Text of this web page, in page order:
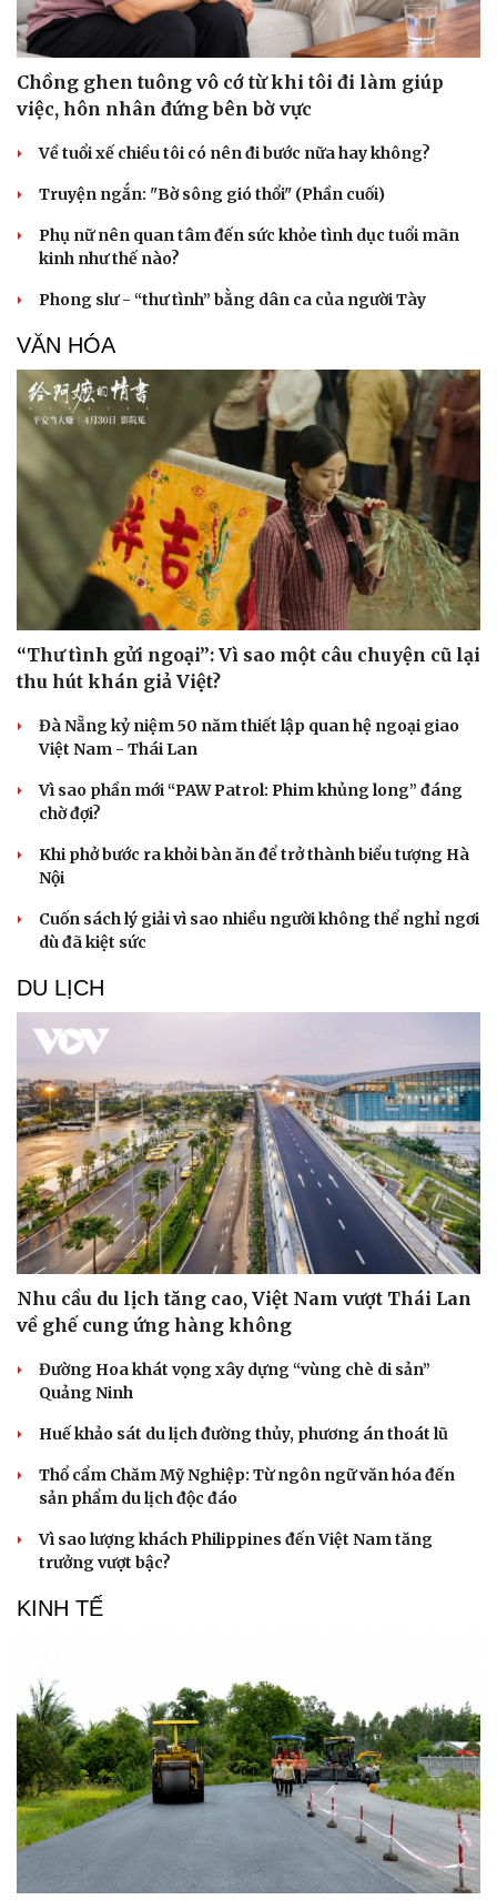
Văn hóa
Sân khấu - Điện ảnh
Văn học
Âm nhạc
Di sản
Giải trí
Nghệ sĩ
Thời trang
Sao Việt
Chồng ghen tuông vô cớ từ khi tôi đi làm giúp
việc, hôn nhân đứng bên bờ vực
Về tuổi xế chiều tôi có nên đi bước nữa hay không?
Truyện ngắn: "Bờ sông gió thổi" (Phần cuối)
Phụ nữ nên quan tâm đến sức khỏe tình dục tuổi mãn
kinh như thế nào?
Phong slư - “thư tình” bằng dân ca của người Tày
VĂN HÓA
“Thư tình gửi ngoại”: Vì sao một câu chuyện cũ lại
thu hút khán giả Việt?
Đà Nẵng kỷ niệm 50 năm thiết lập quan hệ ngoại giao
Việt Nam - Thái Lan
Vì sao phần mới “PAW Patrol: Phim khủng long” đáng
chờ đợi?
Khi phở bước ra khỏi bàn ăn để trở thành biểu tượng Hà
Nội
Cuốn sách lý giải vì sao nhiều người không thể nghỉ ngơi
dù đã kiệt sức
DU LỊCH
Nhu cầu du lịch tăng cao, Việt Nam vượt Thái Lan
về ghế cung ứng hàng không
Đường Hoa khát vọng xây dựng “vùng chè di sản”
Quảng Ninh
Huế khảo sát du lịch đường thủy, phương án thoát lũ
Thổ cẩm Chăm Mỹ Nghiệp: Từ ngôn ngữ văn hóa đến
sản phẩm du lịch độc đáo
Vì sao lượng khách Philippines đến Việt Nam tăng
trưởng vượt bậc?
KINH TẾ